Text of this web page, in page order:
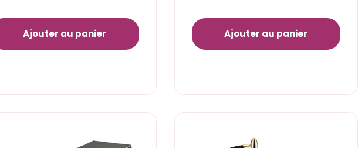
Ajouter au panier Ajouter au panier